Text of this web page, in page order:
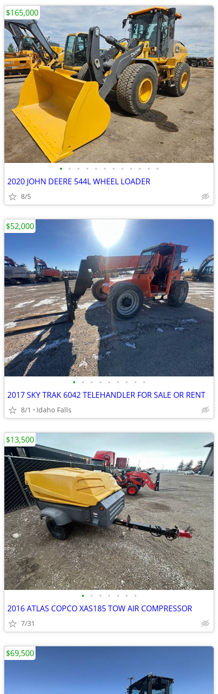
• • • • • • • • • • • •
2020 JOHN DEERE 544L WHEEL LOADER
8/5
$165,000
• • • • • • • • •
2017 SKY TRAK 6042 TELEHANDLER FOR SALE OR RENT
8/1 Idaho Falls
$52,000
• • • • • • •
2016 ATLAS COPCO XAS185 TOW AIR COMPRESSOR
7/31
$13,500
$69,500